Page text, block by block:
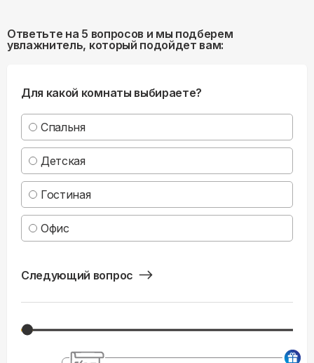
Ответьте на 5 вопросов и мы подберем
увлажнитель, который подойдет вам:
Для какой комнаты выбираете?
Спальня
Детская
Гостиная
Офис
Следующий вопрос